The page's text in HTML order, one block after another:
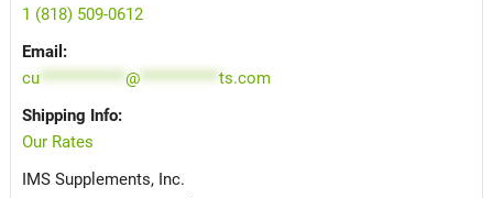
1 (818) 509-0612
Email:
cu*************@************ts.com
Shipping Info:
Our Rates
IMS Supplements, Inc.